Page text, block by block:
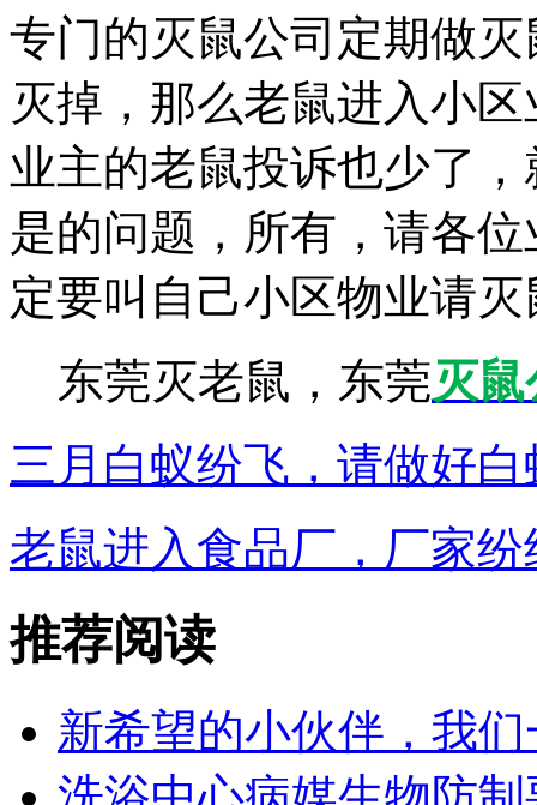
专门的灭鼠公司定期做
灭掉，那么老鼠进入小
业主的老鼠投诉也少了
是的问题，所有，请各
定要叫自己小区物业请
东莞灭老鼠，东莞灭
三月白蚁纷飞，请做好
老鼠进入食品厂，厂家纷
推荐阅读
新希望的小伙伴，我